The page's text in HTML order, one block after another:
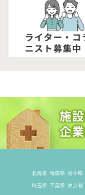
北海道 青森県 岩手県
埼玉県 千葉県 東京都